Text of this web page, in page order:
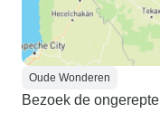
Oude Wonderen
Bezoek de